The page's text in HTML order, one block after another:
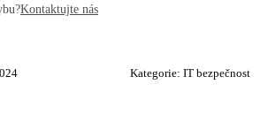
Kontaktujte nás
Kategorie: IT bezpečnost